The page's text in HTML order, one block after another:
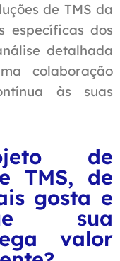
de TMS da
específicas dos
detalhada
colaboração
às suas
de
TMS, de
gosta e
sua
valor